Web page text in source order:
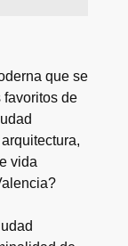
que se
favoritos de
vida